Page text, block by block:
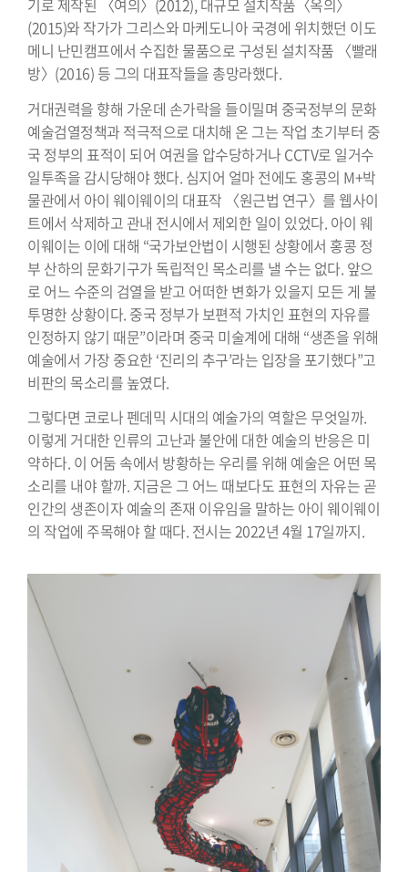
기로 제작된 〈여의〉(2012), 대규모 설치작품〈옥의〉
(2015)와 작가가 그리스와 마케도니아 국경에 위치했던 이도
메니 난민캠프에서 수집한 물품으로 구성된 설치작품 〈빨래
방〉(2016) 등 그의 대표작들을 총망라했다.
거대권력을 향해 가운데 손가락을 들이밀며 중국정부의 문화
예술검열정책과 적극적으로 대치해 온 그는 작업 초기부터 중
국 정부의 표적이 되어 여권을 압수당하거나 CCTV로 일거수
일투족을 감시당해야 했다. 심지어 얼마 전에도 홍콩의 M+박
물관에서 아이 웨이웨이의 대표작 〈원근법 연구〉를 웹사이
트에서 삭제하고 관내 전시에서 제외한 일이 있었다. 아이 웨
이웨이는 이에 대해 “국가보안법이 시행된 상황에서 홍콩 정
부 산하의 문화기구가 독립적인 목소리를 낼 수는 없다. 앞으
로 어느 수준의 검열을 받고 어떠한 변화가 있을지 모든 게 불
투명한 상황이다. 중국 정부가 보편적 가치인 표현의 자유를
인정하지 않기 때문”이라며 중국 미술계에 대해 “생존을 위해
예술에서 가장 중요한 ‘진리의 추구’라는 입장을 포기했다”고
비판의 목소리를 높였다.
그렇다면 코로나 펜데믹 시대의 예술가의 역할은 무엇일까.
이렇게 거대한 인류의 고난과 불안에 대한 예술의 반응은 미
약하다. 이 어둠 속에서 방황하는 우리를 위해 예술은 어떤 목
소리를 내야 할까. 지금은 그 어느 때보다도 표현의 자유는 곧
인간의 생존이자 예술의 존재 이유임을 말하는 아이 웨이웨이
의 작업에 주목해야 할 때다. 전시는 2022년 4월 17일까지.